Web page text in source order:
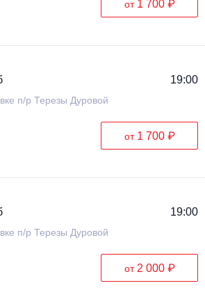
от 1 700 ₽
19:00
п/р Терезы Дуровой
от 1 700 ₽
19:00
п/р Терезы Дуровой
от 2 000 ₽